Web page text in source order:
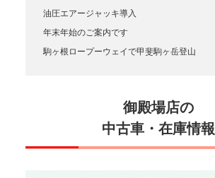
油圧エアージャッキ導入
年末年始のご案内です
駒ヶ根ロープーウェイで甲斐駒ヶ岳登山
御殿場店の
中古車・在庫情報